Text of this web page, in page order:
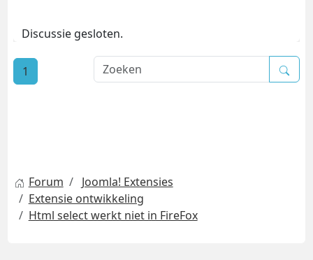
Discussie gesloten.
1
Forum
Joomla! Extensies
Extensie ontwikkeling
Html select werkt niet in FireFox